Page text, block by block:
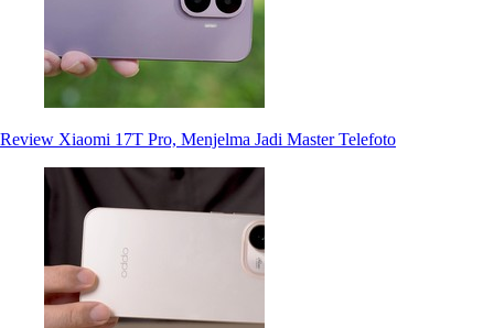
Review Xiaomi 17T Pro, Menjelma Jadi Master Telefoto